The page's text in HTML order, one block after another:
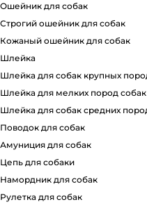
ошейник для собак
строгий ошейник для собак
кожаный ошейник для собак
шлейка
шлейка для собак крупных
шлейка для мелких пород собак
шлейка для собак средних
поводок для собак
амуниция для собак
цепь для собаки
намордник для собак
рулетка для собак